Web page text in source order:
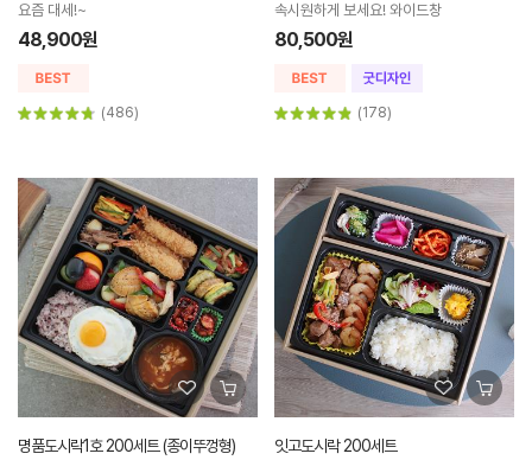
요즘 대세!~
48,900원
(486)
속시원하게 보세요! 와이드창
80,500원
(178)
명품도시락1호 200세트 (종이뚜껑형) 잇고도시락 200세트